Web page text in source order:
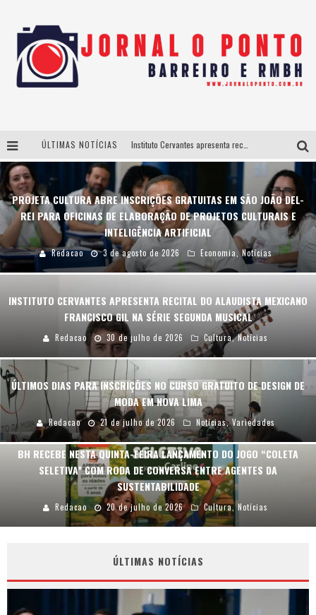
ÚLTIMAS NOTÍCIAS
BH recebe nesta quinta-feira lançamento do jogo “Coleta Seletiva” com roda de conversa entre agentes da sustentabilidade
Projeta Cultura abre inscrições gratuitas em São João del-Rei para oficinas de elaboração de projetos culturais e inteligência artificial
PROJETA CULTURA ABRE INSCRIÇÕES GRATUITAS EM SÃO JOÃO DEL-
REI PARA OFICINAS DE ELABORAÇÃO DE PROJETOS CULTURAIS E
INTELIGÊNCIA ARTIFICIAL
Redacao 3 de agosto de 2026 Economia ,Notícias
INSTITUTO CERVANTES APRESENTA RECITAL DO ALAUDISTA MEXICANO
FRANCISCO GIL NA SÉRIE SEGUNDA MUSICAL
Redacao 30 de julho de 2026 Cultura,Notícias
ÚLTIMOS DIAS PARA INSCRIÇÕES NO CURSO GRATUITO DE DESIGN DE
MODA EM NOVA LIMA
Redacao 21 de julho de 2026 Notícias,Variedades
BH RECEBE NESTA QUINTA-FEIRA LANÇAMENTO DO JOGO “COLETA
SELETIVA” COM RODA DE CONVERSA ENTRE AGENTES DA
SUSTENTABILIDADE
Redacao 20 de julho de 2026 Cultura,Notícias
ÚLTIMAS NOTÍCIAS